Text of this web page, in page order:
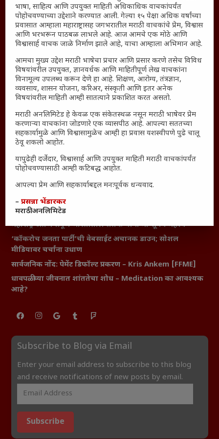
English To Marathi
English To Hindi
Kruti Dev Unicode
Polls Archive
Shop Unlimited
Thought For The Day
सामान्य आजारांवर गावठी उपाय – घरच्या घरी मिळवा प्राथमिक
आजच्या युगातील तरुण पिढी कुठे हरवली?
महाराष्ट्रातील किल्ल्यांचे महत्त्व : स्वराज्याच्या वैभवशाली इतिहासाचे
साक्षीदार
₹370 ची बिर्याणी” आणि हरवत चाललेली संवेदनशीलता : आजच्या
तरुणांच्या मनात नेमकं काय चाललंय?
यश आणि आत्मविश्वास: स्वप्नांना वास्तवात बदलण्याची शक्ती
महाराष्ट्रातील बदलत्या हवामानाचा शेतीवर वाढता परिणाम:
शेतकऱ्यांसमोरील नवीन आव्हाने आणि संधी
महाराष्ट्र आणि संपूर्ण भारतातील शेतकऱ्यांना मान्सूनचे महत्त्व
‘कॉकरोच जनता पार्टी’ची वेबसाईट अचानक डाउन; सोशल
मीडियावर चर्चांना उधाण
सार्वजनिक नोंद: पेमेंट डिफॉल्ट प्रकरण – Kris Ankem [FFME]
धावपळीच्या जीवनात शांततेचा शोध – Meditation का आवश्यक
आहे?
Subscribe to Blog via Email
Enter your email address to subscribe to this blog
and receive notifications of new posts by email.
Subscribe
भाषा, साहित्य आणि उपयुक्त माहिती अधिकाधिक वाचकांपर्यंत
पोहोचवण्याच्या उद्देशाने करण्यात आली. गेल्या १५ पेक्षा अधिक वर्षांच्या
प्रवासात आम्हाला महाराष्ट्रासह जगभरातील मराठी वाचकांचे प्रेम, विश्वास
आणि भरभरून पाठबळ लाभले आहे. आज आमचे एक मोठे आणि
विश्वासार्ह वाचक जाळे निर्माण झाले आहे, याचा आम्हाला अभिमान आहे.
आमचा मुख्य उद्देश मराठी भाषेचा प्रचार आणि प्रसार करणे तसेच विविध
विषयांवरील उपयुक्त, ज्ञानवर्धक आणि माहितीपूर्ण लेख वाचकांना
विनामूल्य उपलब्ध करून देणे हा आहे. शिक्षण, आरोग्य, तंत्रज्ञान,
व्यवसाय, शासन योजना, करिअर, संस्कृती आणि इतर अनेक
विषयांवरील माहिती आम्ही सातत्याने प्रकाशित करत असतो.
मराठी अनलिमिटेड हे केवळ एक संकेतस्थळ नसून मराठी भाषेवर प्रेम
करणाऱ्या वाचकांना जोडणारे एक व्यासपीठ आहे. आपल्या सततच्या
सहकार्यामुळे आणि विश्वासामुळेच आम्ही हा प्रवास यशस्वीपणे पुढे चालू
ठेवू शकलो आहोत.
यापुढेही दर्जेदार, विश्वासार्ह आणि उपयुक्त माहिती मराठी वाचकांपर्यंत
पोहोचवण्यासाठी आम्ही कटिबद्ध आहोत.
आपल्या प्रेम आणि सहकार्याबद्दल मनःपूर्वक धन्यवाद.
–प्रसन्ना भेंडारकर
मराठी अनलिमिटेड